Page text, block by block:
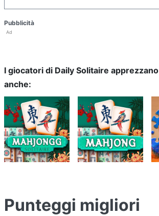
Pubblicità
Ad
I giocatori di Daily Solitaire apprezzano
anche:
Punteggi migliori